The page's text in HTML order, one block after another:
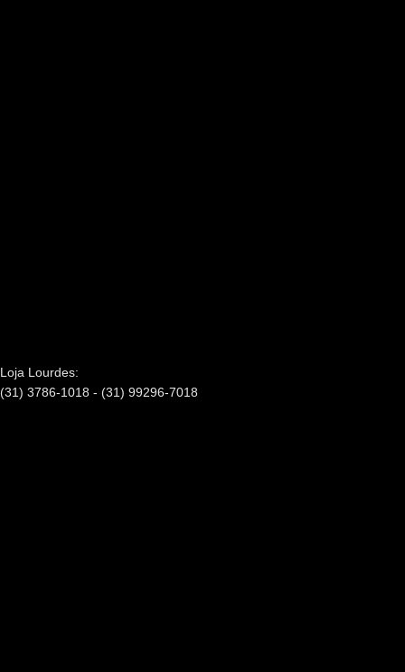
Loja Lourdes:
(31) 3786-1018 - (31) 99296-7018